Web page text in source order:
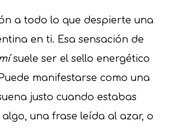
a todo lo que despierte una
en ti. Esa sensación de
suele ser el sello energético
manifestarse como una
justo cuando estabas
una frase leída al azar, o